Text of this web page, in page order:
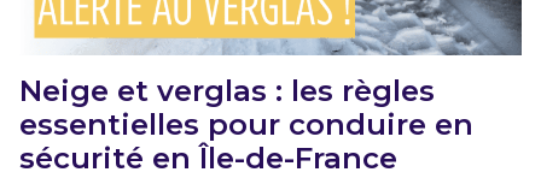
Neige et verglas : les règles
essentielles pour conduire en
sécurité en Île-de-France